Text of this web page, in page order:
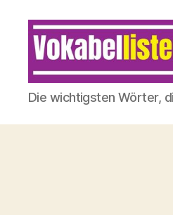
Die wichtigsten Wörter,